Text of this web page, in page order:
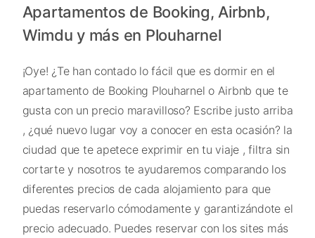
Apartamentos de Booking, Airbnb,
Wimdu y más en Plouharnel
¡Oye! ¿Te han contado lo fácil que es dormir en el
apartamento de Booking Plouharnel o Airbnb que te
gusta con un precio maravilloso? Escribe justo arriba
, ¿qué nuevo lugar voy a conocer en esta ocasión? la
ciudad que te apetece exprimir en tu viaje , filtra sin
cortarte y nosotros te ayudaremos comparando los
diferentes precios de cada alojamiento para que
puedas reservarlo cómodamente y garantizándote el
precio adecuado. Puedes reservar con los sites más